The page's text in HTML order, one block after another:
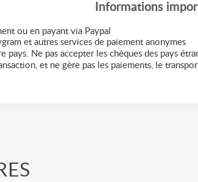
Informations
ou en payant via Paypal
et autres services de paiement anonymes
pays. Ne pas accepter les chèques des pays
et ne gère pas les paiements, le